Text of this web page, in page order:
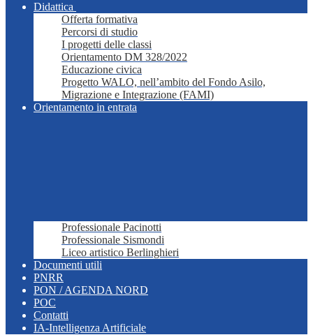
Didattica
Offerta formativa
Percorsi di studio
I progetti delle classi
Orientamento DM 328/2022
Educazione civica
Progetto WALO, nell’ambito del Fondo Asilo,
Migrazione e Integrazione (FAMI)
Orientamento in entrata
Professionale Pacinotti
Professionale Sismondi
Liceo artistico Berlinghieri
Documenti utili
PNRR
PON / AGENDA NORD
POC
Contatti
IA-Intelligenza Artificiale